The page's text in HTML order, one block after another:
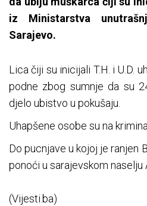
iz Ministarstva
Sarajevo.
Lica čiji su inicijali T.H. i U.D.
podne zbog sumnje da su
djelo ubistvo u pokušaju.
Uhapšene osobe su na
Do pucnjave u kojoj je ranjen
ponoći u sarajevskom naselju
(Vijesti.ba)